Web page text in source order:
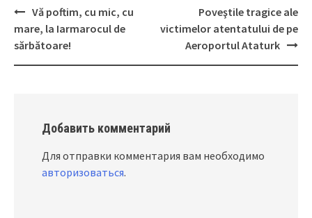
Post
navigation
Vă poftim, cu mic, cu
mare, la Iarmarocul de
sărbătoare!
Poveştile tragice ale
victimelor atentatului de pe
Aeroportul Ataturk
Добавить комментарий
Для отправки комментария вам необходимо
авторизоваться.